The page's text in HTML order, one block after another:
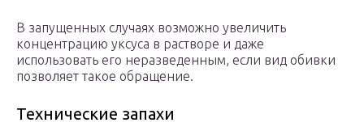
В запущенных случаях возможно увеличить
концентрацию уксуса в растворе и даже
использовать его неразведенным, если вид обивки
позволяет такое обращение.
Технические запахи